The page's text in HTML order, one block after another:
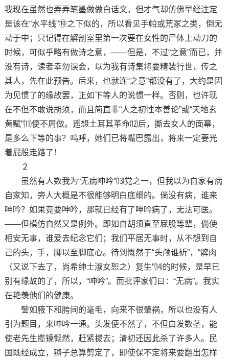
我现在虽然也弄弄笔墨做做白话文，但才气却仿佛早经注定
是该在“水平线”⑩之下似的，所以看见手帕或荒冢之类，倒无
动于中；只记得在解剖室里第一次要在女性的尸体上动刀的
时候，可似乎略有做诗之意，——但是，不过“之意”而已，并
没有诗，读者幸勿误会，以为我有诗集将要精装行世，传之
其人，先在此预告。后来，也就连“之意”都没有了，大约是因
为见惯了的缘故罢，正如下等人的说惯一样。否则，也许现
在不但不敢说胡须，而且简直非“人之初性本善论”或“天地玄
黄赋”⑾便不屑做。遥想土耳其革命⑿后，撕去女人的面幕，
是多么下等的事？呜呼，她们已将嘴巴露出，将来一定要光
着屁股走路了！
２
虽然有人数我为“无病呻吟”⒀党之一，但我以为自家有病
自家知，旁人大概是不很能够明白底细的。倘没有病，谁来
呻吟？如果竟要呻吟，那就已经有了呻吟病了，无法可医。
——但模仿自然又是例外。即如自胡须直至屁股等辈，倘使
相安无事，谁爱去纪念它们；我们平居无事时，从不想到自
己的头，手，脚以至脚底心。待到慨然于“头颅谁斫”，“髀肉
（又说下去了，尚希绅士淑女恕之）复生”⒁的时候，是早已
别有缘故的了，所以，“呻吟”。而批评家们曰：“无病”。我实
在艳羡他们的健康。
譬如腋下和胯间的毫毛，向来不很肇祸，所以也没有人
引为题目，来呻吟一通。头发便不然了，不但白发数茎，能
使老先生揽镜慨然，赶紧拔去；清初还因此杀了许多人。民
国既经成立，辫子总算剪定了，即使保不定将来要翻出怎样